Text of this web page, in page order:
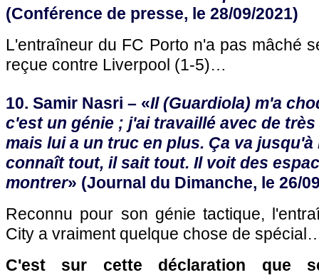
(Conférence de presse, le 28/09/2021)
L'entraîneur du FC Porto n'a pas mâché
reçue contre Liverpool (1-5)…
10. Samir Nasri – «Il (Guardiola) m'a
c'est un génie ; j'ai travaillé avec de
mais lui a un truc en plus. Ça va
connaît tout, il sait tout. Il voit des
montrer» (Journal du Dimanche, le 26/
Reconnu pour son génie tactique,
City a vraiment quelque chose de
C'est sur cette déclaration que